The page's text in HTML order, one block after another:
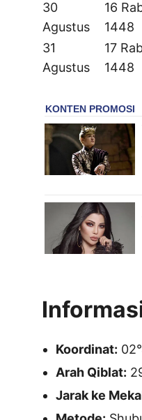
30
Agustus
16
1448
31
Agustus
17
1448
Koordinat:
Arah Qiblat:
Jarak ke